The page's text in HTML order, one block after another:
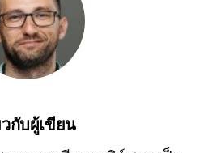
วกับผู้เขียน